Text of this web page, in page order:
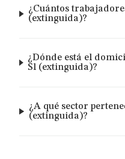
¿Cuántos
(extinguida)?
¿Dónde está el
Sl (extinguida)?
¿A qué sector
(extinguida)?